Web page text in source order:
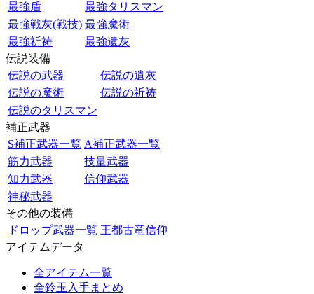
最強盾
最強タリスマン
最強戦灰(戦技) 最強魔術
最強祈祷
最強遺灰
伝説装備
伝説の武器
伝説の遺灰
伝説の魔術
伝説の祈祷
伝説のタリスマン
補正武器
S補正武器一覧 A補正武器一覧
筋力武器
技量武器
知力武器
信仰武器
神秘武器
その他の装備
ドロップ武器一覧 王都古竜信仰
アイテムデータ
全アイテム一覧
全鈴玉入手まとめ